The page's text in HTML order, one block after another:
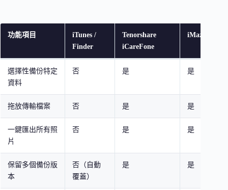
功能項目
iTunes /
Finder
Tenorshare
iCareFone
iMazing
選擇性備份特定
資料
否 是 是
拖放傳輸檔案 否 是 是
一鍵匯出所有照
片
否 是 是
保留多個備份版
本
否（自動
覆蓋）
是 是